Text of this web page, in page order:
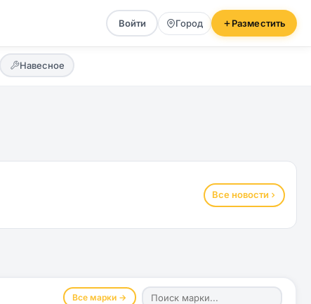
Войти Город Разместить
Навесное
Все новости
Все марки →